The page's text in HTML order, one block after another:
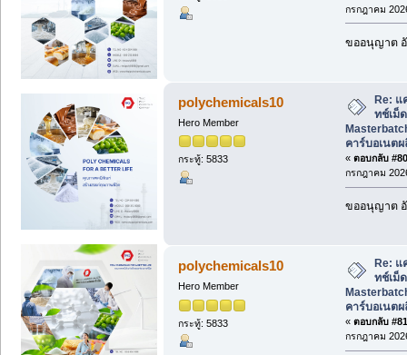
กรกฎาคม
ขออนุญาต
polychemicals10
Hero Member
กระทู้: 5833
Re: แ
ทช์เม็
คาร์บอเนต
« ตอบกลับ
กรกฎาคม
ขออนุญาต
polychemicals10
Hero Member
กระทู้: 5833
Re: แ
ทช์เม็
คาร์บอเนต
« ตอบกลับ
กรกฎาคม